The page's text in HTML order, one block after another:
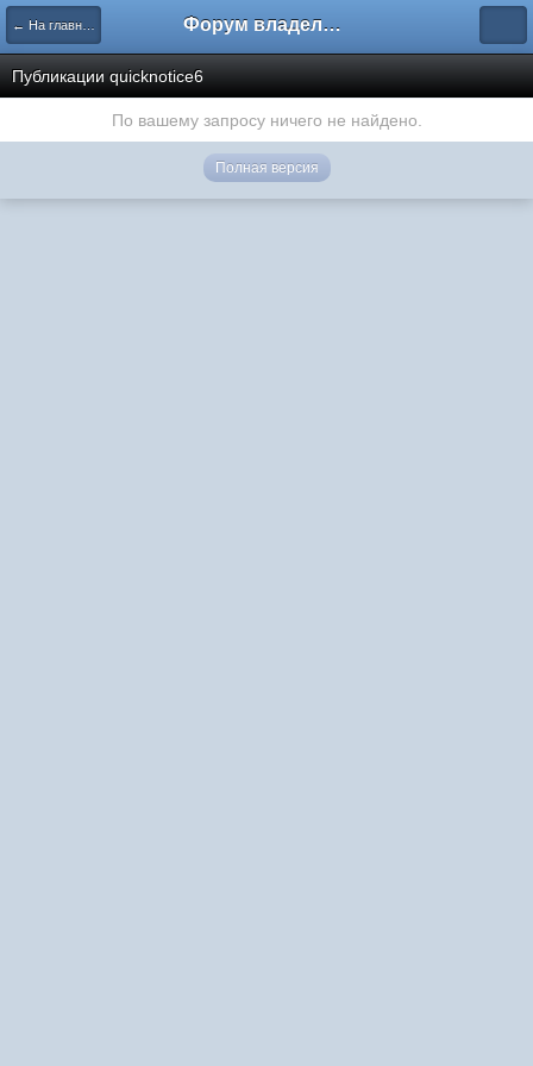
← На главную Форум владельцев интернет-магазинов
Публикации quicknotice6
По вашему запросу ничего не найдено.
Полная версия